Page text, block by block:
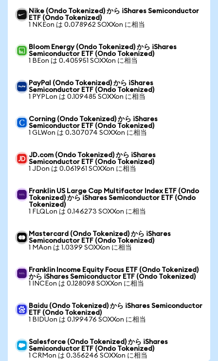
Nike (Ondo Tokenized) から iShares Semiconductor
ETF (Ondo Tokenized)
1 NKEon は 0.078962 SOXXon に相当
Bloom Energy (Ondo Tokenized) から iShares
Semiconductor ETF (Ondo Tokenized)
1 BEon は 0.405951 SOXXon に相当
PayPal (Ondo Tokenized) から iShares
Semiconductor ETF (Ondo Tokenized)
1 PYPLon は 0.109485 SOXXon に相当
Corning (Ondo Tokenized) から iShares
Semiconductor ETF (Ondo Tokenized)
1 GLWon は 0.307074 SOXXon に相当
JD.com (Ondo Tokenized) から iShares
Semiconductor ETF (Ondo Tokenized)
1 JDon は 0.061961 SOXXon に相当
Franklin US Large Cap Multifactor Index ETF (Ondo
Tokenized) から iShares Semiconductor ETF (Ondo
Tokenized)
1 FLQLon は 0.146273 SOXXon に相当
Mastercard (Ondo Tokenized) から iShares
Semiconductor ETF (Ondo Tokenized)
1 MAon は 1.0399 SOXXon に相当
Franklin Income Equity Focus ETF (Ondo Tokenized)
から iShares Semiconductor ETF (Ondo Tokenized)
1 INCEon は 0.128098 SOXXon に相当
Baidu (Ondo Tokenized) から iShares Semiconductor
ETF (Ondo Tokenized)
1 BIDUon は 0.199476 SOXXon に相当
Salesforce (Ondo Tokenized) から iShares
Semiconductor ETF (Ondo Tokenized)
1 CRMon は 0.356246 SOXXon に相当